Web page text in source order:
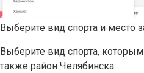
Выберите вид спорта и место
Выберите вид спорта,
также район Челябинска.